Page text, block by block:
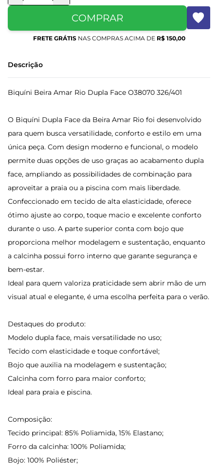
COMPRAR
FRETE GRÁTISNAS COMPRAS ACIMA DE R$ 150,00
Descrição
Biquíni Beira Amar Rio Dupla Face O38070 326/401
O Biquíni Dupla Face da Beira Amar Rio foi desenvolvido
para quem busca versatilidade, conforto e estilo em uma
única peça. Com design moderno e funcional, o modelo
permite duas opções de uso graças ao acabamento dupla
face, ampliando as possibilidades de combinação para
aproveitar a praia ou a piscina com mais liberdade.
Confeccionado em tecido de alta elasticidade, oferece
ótimo ajuste ao corpo, toque macio e excelente conforto
durante o uso. A parte superior conta com bojo que
proporciona melhor modelagem e sustentação, enquanto
a calcinha possui forro interno que garante segurança e
bem-estar.
Ideal para quem valoriza praticidade sem abrir mão de um
visual atual e elegante, é uma escolha perfeita para o verão.
Destaques do produto:
Modelo dupla face, mais versatilidade no uso;
Tecido com elasticidade e toque confortável;
Bojo que auxilia na modelagem e sustentação;
Calcinha com forro para maior conforto;
Ideal para praia e piscina.
Composição:
Tecido principal: 85% Poliamida, 15% Elastano;
Forro da calcinha: 100% Poliamida;
Bojo: 100% Poliéster;